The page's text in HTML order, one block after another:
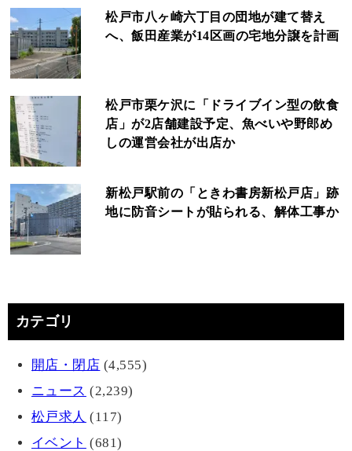
松戸市八ヶ崎六丁目の団地が建て替え
へ、飯田産業が14区画の宅地分譲を計画
松戸市栗ケ沢に「ドライブイン型の飲食
店」が2店舗建設予定、魚べいや野郎め
しの運営会社が出店か
新松戸駅前の「ときわ書房新松戸店」跡
地に防音シートが貼られる、解体工事か
カテゴリ
開店・閉店 (4,555)
ニュース (2,239)
松戸求人 (117)
イベント (681)